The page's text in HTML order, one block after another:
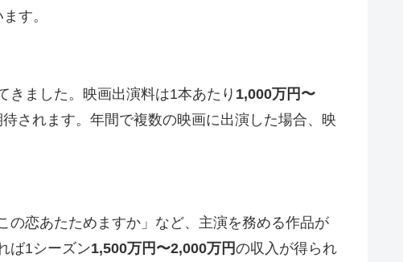
す。
きました。映画出演料は1本あたり 1,000万円〜
されます。年間で複数の映画に出演した場合、映
恋あたためますか」など、主演を務める作品が
ば1シーズン1,500万円〜2,000万円の収入が得られ